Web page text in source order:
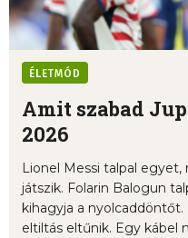
ÉLETMÓD
Amit szabad
2026
Lionel Messi talpal
játszik. Folarin Balogun
kihagyja a
eltiltás eltűnik. Egy kábel